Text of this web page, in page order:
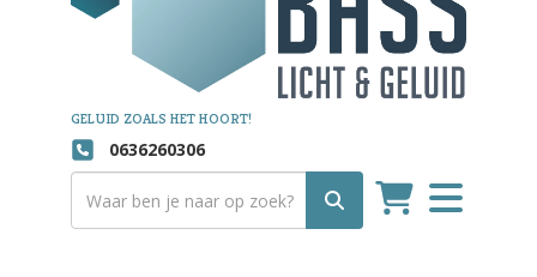
GELUID ZOALS HET HOORT!
0636260306
Toggle
navigation